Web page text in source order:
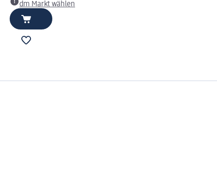
dm Markt wählen